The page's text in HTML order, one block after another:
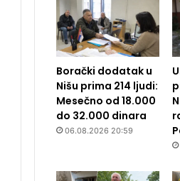
Borački dodatak u
Nišu prima 214 ljudi:
Mesečno od 18.000
do 32.000 dinara
06.08.2026 20:59